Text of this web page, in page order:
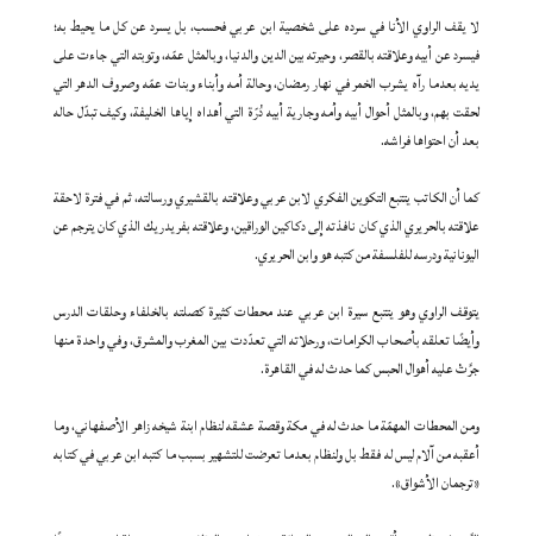
لا يقف الراوي الأنا في سرده على شخصية ابن عربي فحسب، بل يسرد عن كل ما يحيط به؛
فيسرد عن أبيه وعلاقته بالقصر، وحيرته بين الدين والدنيا، وبالمثل عمّه، وتوبته التي جاءت على
يديه بعدما رآه يشرب الخمر في نهار رمضان، وحالة أمه وأبناء وبنات عمّه وصروف الدهر التي
لحقت بهم، وبالمثل أحوال أبيه وأمه وجارية أبيه دُرّة التي أهداه إياها الخليفة، وكيف تبدّل حاله
بعد أن احتواها فراشه.
كما أن الكاتب يتتبع التكوين الفكري لابن عربي وعلاقته بالقشيري ورسالته، ثم في فترة لاحقة
علاقته بالحريري الذي كان نافذته إلى دكاكين الوراقين، وعلاقته بفريدريك الذي كان يترجم عن
اليونانية ودرسه للفلسفة من كتبه هو وابن الحريري.
يتوقف الراوي وهو يتتبع سيرة ابن عربي عند محطات كثيرة كصلته بالخلفاء وحلقات الدرس
وأيضًا تعلقه بأصحاب الكرامات، ورحلاته التي تعدّدت بين المغرب والمشرق، وفي واحدة منها
جرَّتْ عليه أهوال الحبس كما حدث له في القاهرة.
ومن المحطات المهمّة ما حدث له في مكة وقصة عشقه لنظام ابنة شيخه زاهر الأصفهاني، وما
أعقبه من آلام ليس له فقط بل ولنظام بعدما تعرضت للتشهير بسبب ما كتبه ابن عربي في كتابه
«ترجمان الأشواق».